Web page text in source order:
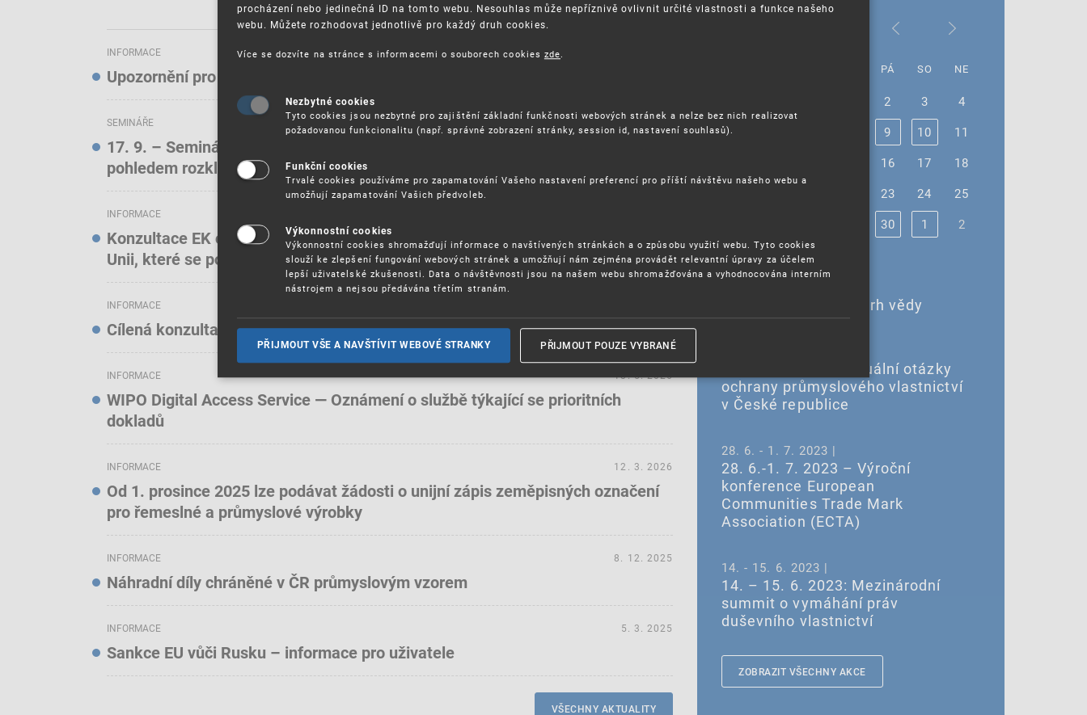
INFORMACE
Upozornění pro uživatele elektronických služeb - 5.8.2026
SEMINÁŘE
17. 9. – Seminář: Známkové právo trochu jinak (aneb když se značky hádají
pohledem rozkladových oddělení)
17. 9. 2026
INFORMACE
Konzultace EK o online službách a fyzických tržištích nacházejících se mimo
Unii, které se podílejí na podstatném porušování IPR
INFORMACE
Cílená konzultace EK o stavu ochrany a vymáhání IPR ve třetích zemích
INFORMACE
WIPO Digital Access Service — Oznámení o službě týkající se prioritních
dokladů
18. 5. 2026
INFORMACE
Od 1. prosince 2025 lze podávat žádosti o unijní zápis zeměpisných označení
pro řemeslné a průmyslové výrobky
12. 3. 2026
INFORMACE
Náhradní díly chráněné v ČR průmyslovým vzorem
8. 12. 2025
INFORMACE
Sankce EU vůči Rusku – informace pro uživatele
5. 3. 2025
VŠECHNY AKTUALITY
PÁ SO NE
2 3
4
9 10
11
16 17
18
23 24
25
30 1 2
8. - 10. 6. 2023 Veletrh vědy
5. 6. – Seminář: Aktuální otázky
ochrany průmyslového vlastnictví
v České republice
28. 6. - 1. 7. 2023 |
28. 6.-1. 7. 2023 – Výroční
konference European
Communities Trade Mark
Association (ECTA)
14. - 15. 6. 2023 |
14. – 15. 6. 2023: Mezinárodní
summit o vymáhání práv
duševního vlastnictví
ZOBRAZIT VŠECHNY AKCE
procházení nebo jedinečná ID na tomto webu. Nesouhlas může nepříznivě ovlivnit určité vlastnosti a funkce našeho
webu. Můžete rozhodovat jednotlivě pro každý druh cookies.
Více se dozvíte na stránce s informacemi o souborech cookies zde.
Nezbytné cookies
Tyto cookies jsou nezbytné pro zajištění základní funkčnosti webových stránek a nelze bez nich realizovat
požadovanou funkcionalitu (např. správné zobrazení stránky, session id, nastavení souhlasů).
Funkční cookies
Trvalé cookies používáme pro zapamatování Vašeho nastavení preferencí pro příští návštěvu našeho webu a
umožňují zapamatování Vašich předvoleb.
Výkonnostní cookies
Výkonnostní cookies shromažďují informace o navštívených stránkách a o způsobu využití webu. Tyto cookies
slouží ke zlepšení fungování webových stránek a umožňují nám zejména provádět relevantní úpravy za účelem
lepší uživatelské zkušenosti. Data o návštěvnosti jsou na našem webu shromažďována a vyhodnocována interním
nástrojem a nejsou předávána třetím stranám.
PŘIJMOUT VŠE A NAVŠTÍVIT WEBOVÉ STRANKY PŘIJMOUT POUZE VYBRANÉ